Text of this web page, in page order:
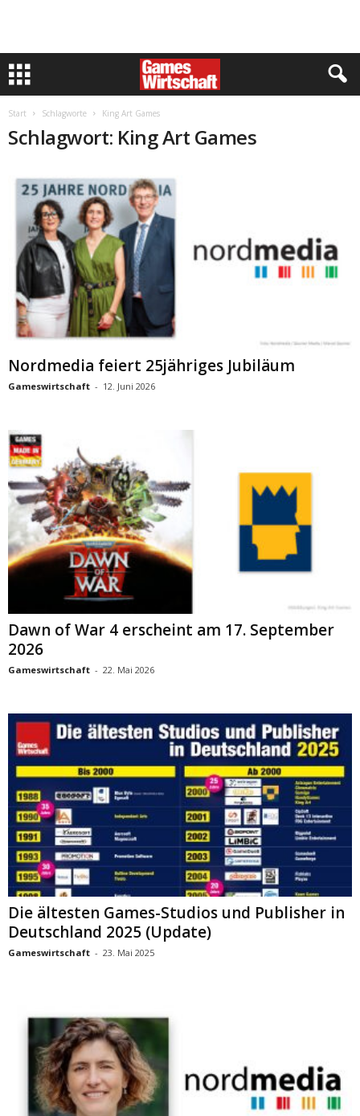
Start Schlagworte King Art Games
Schlagwort: King Art Games
Nordmedia feiert 25jähriges Jubiläum
Gameswirtschaft - 12. Juni 2026
Dawn of War 4 erscheint am 17. September
2026
Gameswirtschaft - 22. Mai 2026
Die ältesten Games-Studios und Publisher in
Deutschland 2025 (Update)
Gameswirtschaft - 23. Mai 2025